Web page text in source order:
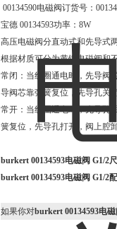
00134590电磁阀订货号：
宝德 00134593功率：8W
高压电磁阀分直动式和先导式
根据材质可分为黄铜电磁阀和
常闭：当线圈通电时，先导阀
导阀芯靠弹簧复位，先导孔关
常开：当线圈通电时，先导孔
簧复位，先导孔打开，阀上腔
burkert 00134593电磁阀 G1/2
burkert 00134593电磁阀 G1/2
如果你对burkert 00134593电磁